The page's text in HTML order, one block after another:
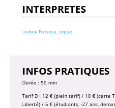
INTERPRETES
Liubov Nosova, orgue
INFOS PRATIQUES
Durée : 50 min
Tarif D : 12 € (plein tarif) / 10 € (carte
Liberté) / 5 € (étudiants, -27 ans,